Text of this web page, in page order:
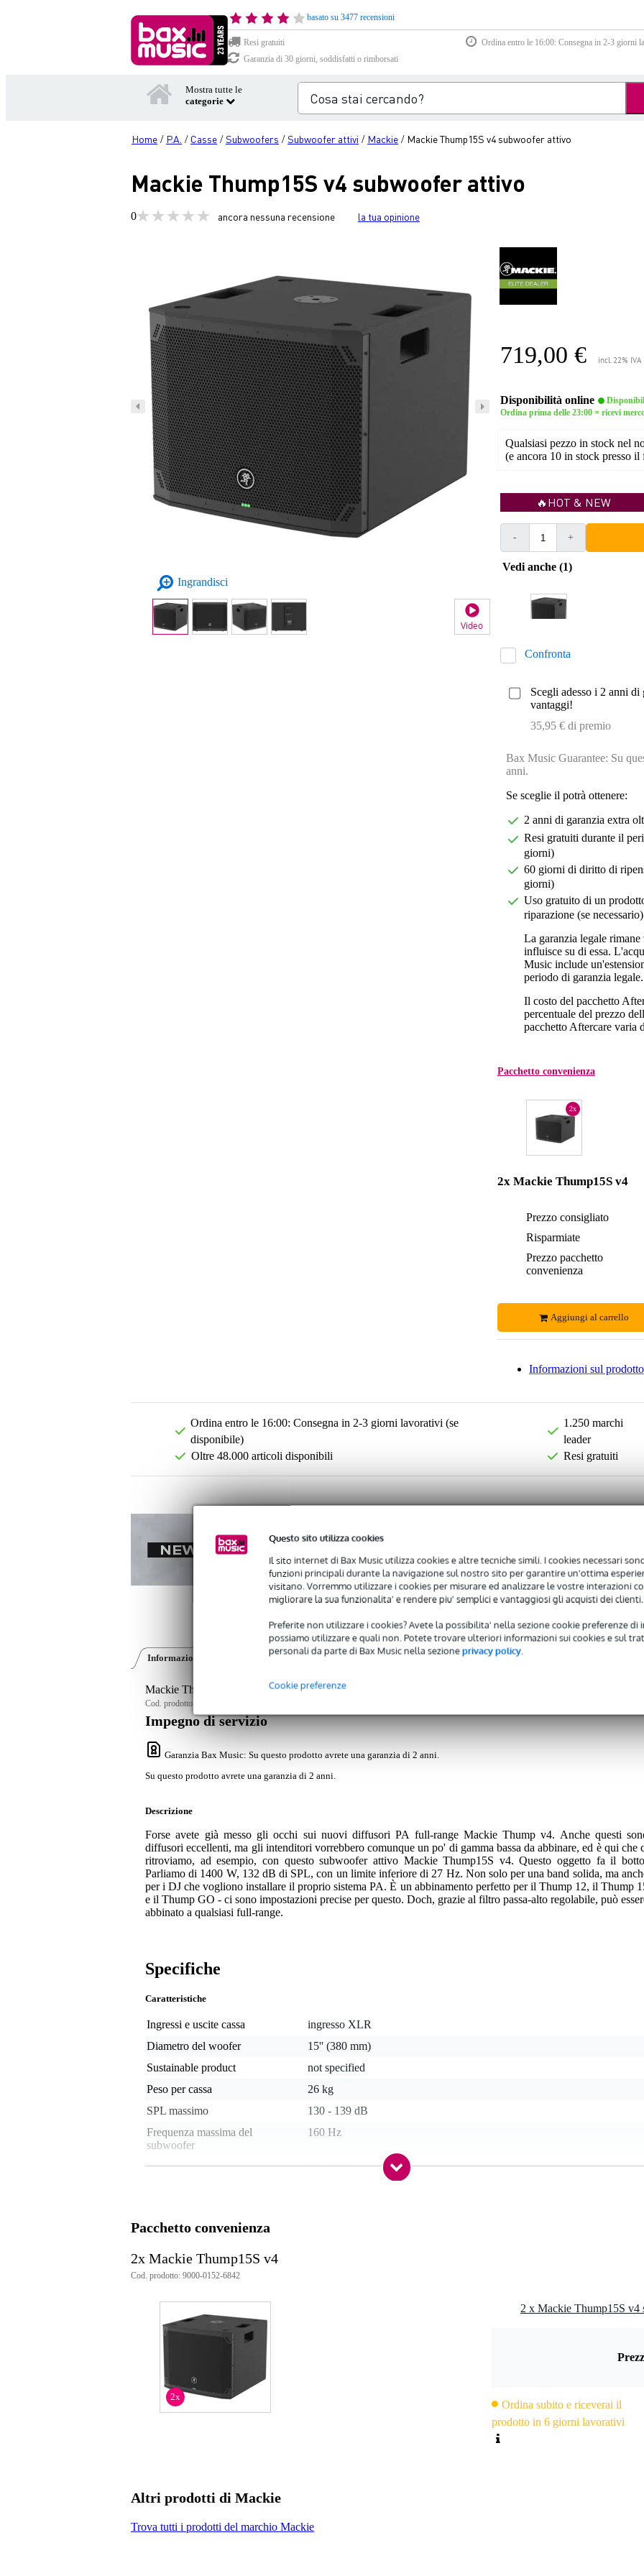
Questo sito utilizza cookies
Il sito internet di Bax Music utilizza cookies e altre tecniche simili. I cookies necessari
funzioni principali durante la navigazione sul nostro sito per garantire un'ottima
visitano. Vorremmo utilizzare i cookies per misurare ed analizzare le vostre interazioni
migliorare la sua funzionalita' e rendere piu' semplici e vantaggiosi gli acquisti dei clienti.
Preferite non utilizzare i cookies? Avete la possibilita' nella sezione cookie preferenze di
possiamo utilizzare e quali non. Potete trovare ulteriori informazioni sui cookies e sul
personali da parte di Bax Music nella sezioneprivacy policy.
Cookie preferenze
basato su 3477 recensioni
Resi gratuiti
Ordina entro le 16:00: Consegna in 2-3 giorni
Garanzia di 30 giorni, soddisfatti o rimborsati
Mostra tutte le
categorie
Home / P.A. / Casse /Subwoofers /Subwoofer attivi / Mackie / Mackie Thump15S v4 subwoofer attivo
Mackie Thump15S v4 subwoofer attivo
0 ancora nessuna recensione la tua opinione
Ingrandisci
Video
719,00 € incl. 22% IVA
Disponibilità online
Ordina prima delle 23:00 = ricevi
Qualsiasi pezzo in stock nel
(e ancora 10 in stock presso il
🔥HOT & NEW
- +
Vedi anche (1)
Confronta
Scegli adesso i 2 anni
vantaggi!
35,95 € di premio
Bax Music Guarantee: Su
anni.
Se sceglie il potrà ottenere:
2 anni di garanzia extra
Resi gratuiti durante il
giorni)
60 giorni di diritto di
giorni)
Uso gratuito di un
riparazione (se necessario)
La garanzia legale
influisce su di essa.
Music include
periodo di garanzia legale.
Il costo del pacchetto
percentuale del prezzo
pacchetto Aftercare varia
Pacchetto convenienza
2x
2x Mackie Thump15S v4
Prezzo consigliato
Risparmiate
Prezzo pacchetto
convenienza
Aggiungi al carrello
Informazioni sul prodotto
Ordina entro le 16:00: Consegna in 2-3 giorni lavorativi (se
disponibile)
Oltre 48.000 articoli disponibili
1.250 marchi
leader
Resi gratuiti
Informazioni sul prodotto Video (1) Recensioni(0)
Mackie Thump15S v4 subwoofer attivo
Cod. prodotto:
Impegno di servizio
Garanzia Bax Music: Su questo prodotto avrete una garanzia di 2 anni.
Su questo prodotto avrete una garanzia di 2 anni.
Descrizione
Forse avete già messo gli occhi sui nuovi diffusori PA full-range Mackie Thump v4. Anche questi
diffusori eccellenti, ma gli intenditori vorrebbero comunque un po' di gamma bassa da abbinare, ed è qui che
ritroviamo, ad esempio, con questo subwoofer attivo Mackie Thump15S v4. Questo oggetto fa il
Parliamo di 1400 W, 132 dB di SPL, con un limite inferiore di 27 Hz. Non solo per una band solida, ma
per i DJ che vogliono installare il proprio sistema PA. È un abbinamento perfetto per il Thump 12, il Thump
e il Thump GO - ci sono impostazioni precise per questo. Doch, grazie al filtro passa-alto regolabile, può
abbinato a qualsiasi full-range.
Specifiche
Caratteristiche
Ingressi e uscite cassa
ingresso XLR
Diametro del woofer
15'' (380 mm)
Sustainable product
not specified
Peso per cassa
26 kg
SPL massimo
130 - 139 dB
Frequenza massima del
subwoofer
160 Hz
Frequenza minima
25 - 29 Hz
Peso (imballaggio incluso)
Pacchetto convenienza
2x Mackie Thump15S v4
Cod. prodotto: 9000-0152-6842
2x
2 x Mackie Thump15S v4
Ordina subito e riceverai il
prodotto in 6 giorni lavorativi
Altri prodotti di Mackie
Trova tutti i prodotti del marchio Mackie